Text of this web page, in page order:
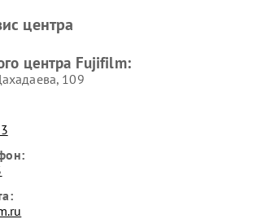
центра
центра Fujifilm:
109